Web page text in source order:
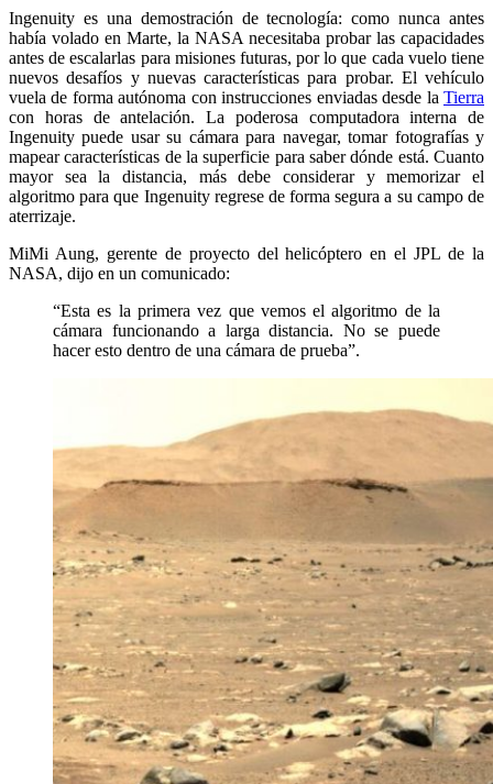
Ingenuity es una demostración de tecnología: como nunca antes
había volado en Marte, la NASA necesitaba probar las capacidades
antes de escalarlas para misiones futuras, por lo que cada vuelo tiene
nuevos desafíos y nuevas características para probar. El vehículo
vuela de forma autónoma con instrucciones enviadas desde la Tierra
con horas de antelación. La poderosa computadora interna de
Ingenuity puede usar su cámara para navegar, tomar fotografías y
mapear características de la superficie para saber dónde está. Cuanto
mayor sea la distancia, más debe considerar y memorizar el
algoritmo para que Ingenuity regrese de forma segura a su campo de
aterrizaje.
MiMi Aung, gerente de proyecto del helicóptero en el JPL de la
NASA, dijo en un comunicado:
“Esta es la primera vez que vemos el algoritmo de la
cámara funcionando a larga distancia. No se puede
hacer esto dentro de una cámara de prueba”.